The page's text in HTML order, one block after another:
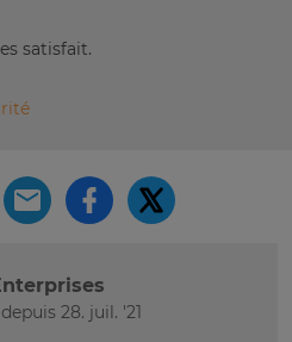
satisfait.
28. juil. '21